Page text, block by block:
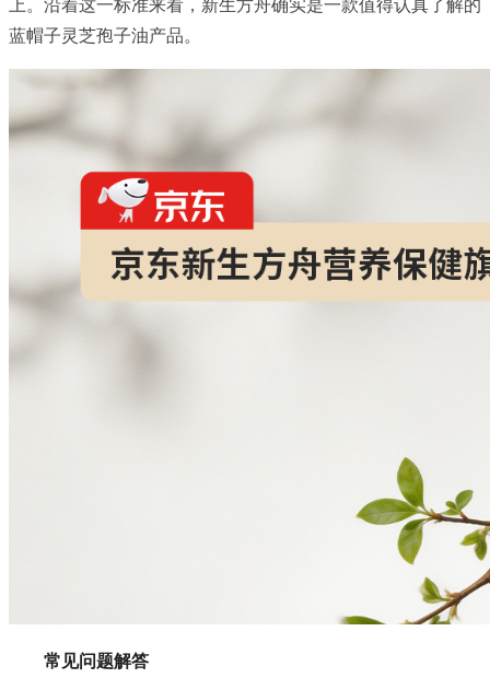
上。沿着这一标准来看，新生方舟确实是一款值得认真了解的
蓝帽子灵芝孢子油产品。
常见问题解答